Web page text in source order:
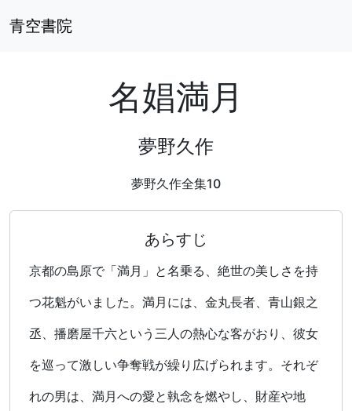
青空書院
名娼満月
夢野久作
夢野久作全集10
あらすじ
京都の島原で「満月」と名乗る、絶世の美しさを持
つ花魁がいました。満月には、金丸長者、青山銀之
丞、播磨屋千六という三人の熱心な客がおり、彼女
を巡って激しい争奪戦が繰り広げられます。それぞ
れの男は、満月への愛と執念を燃やし、財産や地